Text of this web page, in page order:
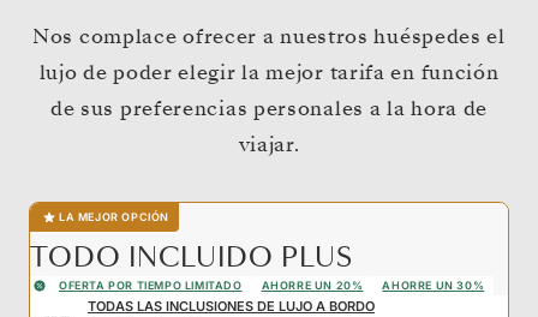
Nos complace ofrecer a nuestros huéspedes el
lujo de poder elegir la mejor tarifa en función
de sus preferencias personales a la hora de
viajar.
LA MEJOR OPCIÓN
TODO INCLUIDO PLUS
OFERTA POR TIEMPO LIMITADO AHORRE UN 20% AHORRE UN 30%
TODAS LAS INCLUSIONES DE LUJO A BORDO